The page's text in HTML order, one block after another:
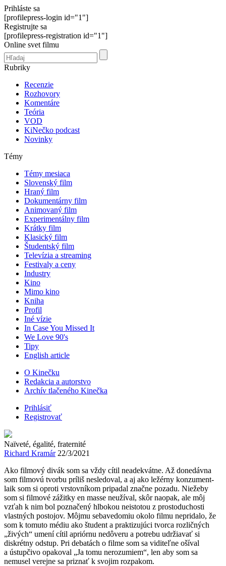
Prihláste sa
[profilepress-login id="1"]
Registrujte sa
[profilepress-registration id="1"]
Online svet filmu
Rubriky
Recenzie
Rozhovory
Komentáre
Teória
VOD
KiNečko podcast
Novinky
Témy
Témy mesiaca
Slovenský film
Hraný film
Dokumentárny film
Animovaný film
Experimentálny film
Krátky film
Klasický film
Študentský film
Televízia a streaming
Festivaly a ceny
Industry
Kino
Mimo kino
Kniha
Profil
Iné vízie
In Case You Missed It
We Love 90's
Tipy
English article
O Kinečku
Redakcia a autorstvo
Archív tlačeného Kinečka
Prihlásiť
Registrovať
Naïveté, égalité, fraternité
Richard Kramár 22/3/2021
Ako filmový divák som sa vždy cítil neadekvátne. Až donedávna
som filmovú tvorbu príliš nesledoval, a aj ako ležérny konzument-
laik som si oproti vrstovníkom pripadal značne pozadu. Niežeby
som si filmové zážitky en masse neužíval, skôr naopak, ale môj
vzťah k nim bol poznačený hlbokou neistotou z prostoduchosti
vlastných postojov. Môjmu sebavedomiu okolo filmu nepridalo, že
som k tomuto médiu ako študent a praktizujúci tvorca rozličných
„živých“ umení cítil apriórnu nedôveru a potrebu udržiavať si
diskrétny odstup. Pri debatách o filme som sa viditeľne ošíval
a ústupčivo opakoval „Ja tomu nerozumiem“, len aby som sa
nemusel verejne sa priznať k svojim rozpakom.